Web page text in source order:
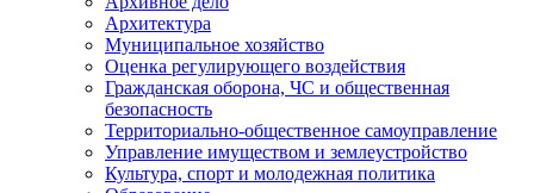
Архитектура
Муниципальное хозяйство
Оценка регулирующего воздействия
Гражданская оборона, ЧС и общественная
безопасность
Территориально-общественное самоуправление
Управление имуществом и землеустройство
Культура, спорт и молодежная политика